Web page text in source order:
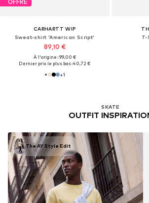
OFFRE
CARHARTT WIP
Sweat-shirt 'American Script'
89,10 €
À l'origine : 99,00 €
Dernier prix le plus bas :40,72 €
+1
T-
SKATE
OUTFIT
The AY Style Edit